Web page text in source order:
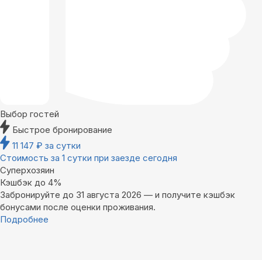
Выбор гостей
Быстрое бронирование
11 147 ₽ за сутки
Стоимость за 1 сутки при заезде сегодня
Суперхозяин
Кэшбэк до 4%
Забронируйте до 31 августа 2026 — и получите кэшбэк
бонусами после оценки проживания.
Подробнее